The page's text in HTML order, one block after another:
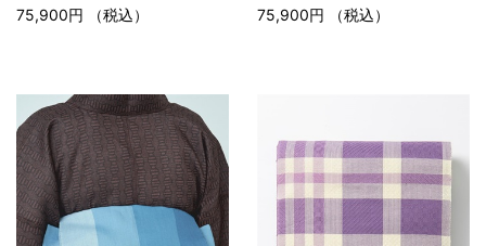
75,900円 （税込） 75,900円 （税込）